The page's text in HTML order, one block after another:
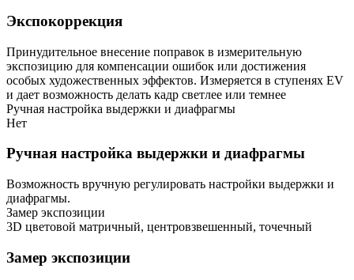
Экспокоррекция
Принудительное внесение поправок в измерительную
экспозицию для компенсации ошибок или достижения
особых художественных эффектов. Измеряется в ступенях EV
и дает возможность делать кадр светлее или темнее
Ручная настройка выдержки и диафрагмы
Нет
Ручная настройка выдержки и диафрагмы
Возможность вручную регулировать настройки выдержки и
диафрагмы.
Замер экспозиции
3D цветовой матричный, центровзвешенный, точечный
Замер экспозиции